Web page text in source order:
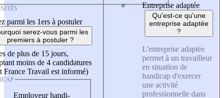
parmi les 1ers à postuler
serez-vous parmi les
premiers à postuler ?
de plus de 15 jours,
moins de 4 candidatures
France Travail est informé)
Employeur handi-
Entreprise adaptée
Qu'est-ce qu'une
entreprise adaptée
?
L'entreprise adaptée
permet à un travailleur
en situation de
handicap d'exercer
une activité
professionnelle dans